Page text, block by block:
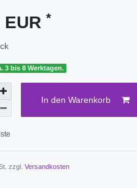
EUR *
3 bis 8 Werktagen.
In den Warenkorb
zzgl. Versandkosten